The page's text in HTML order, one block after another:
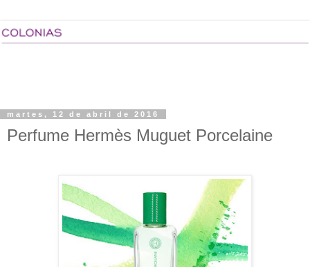
martes, 12 de abril de 2016
Perfume Hermès Muguet Porcelaine